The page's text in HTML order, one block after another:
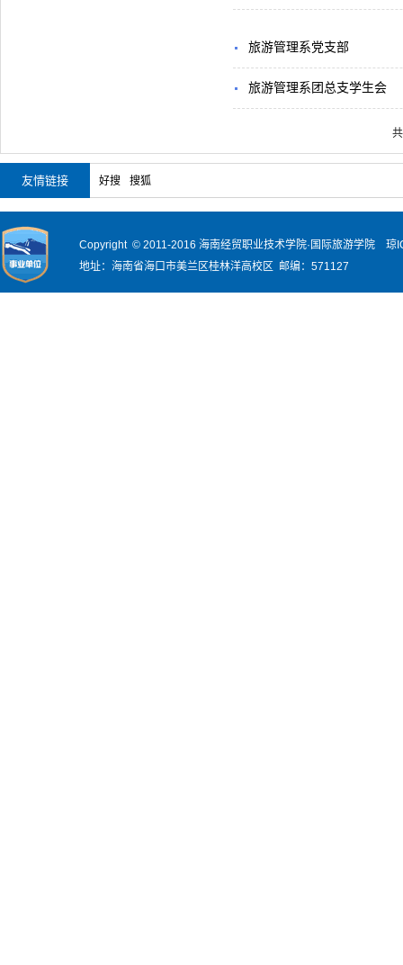
旅游管理系党支部
旅游管理系团总支学生会
友情链接 好搜 搜狐
Copyright © 2011-2016 海南经贸职业技术学院·国际旅游学院 琼
地址：海南省海口市美兰区桂林洋高校区 邮编：571127